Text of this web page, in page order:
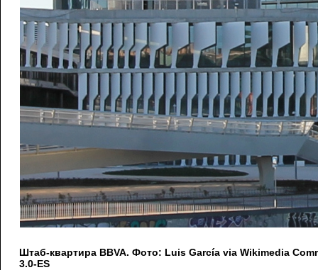
Штаб-квартира BBVA. Фото: Luis García via Wikimedia
3.0-ES